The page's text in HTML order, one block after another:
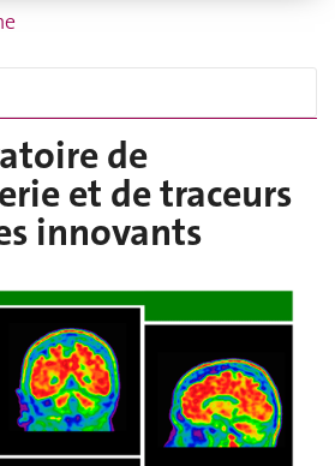
de
et de traceurs
innovants